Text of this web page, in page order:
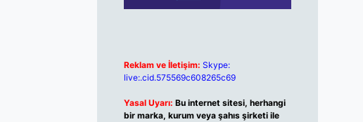
Reklam ve İletişim: Skype:
live:.cid.575569c608265c69
Yasal Uyarı: Bu internet sitesi, herhangi
bir marka, kurum veya şahıs şirketi ile